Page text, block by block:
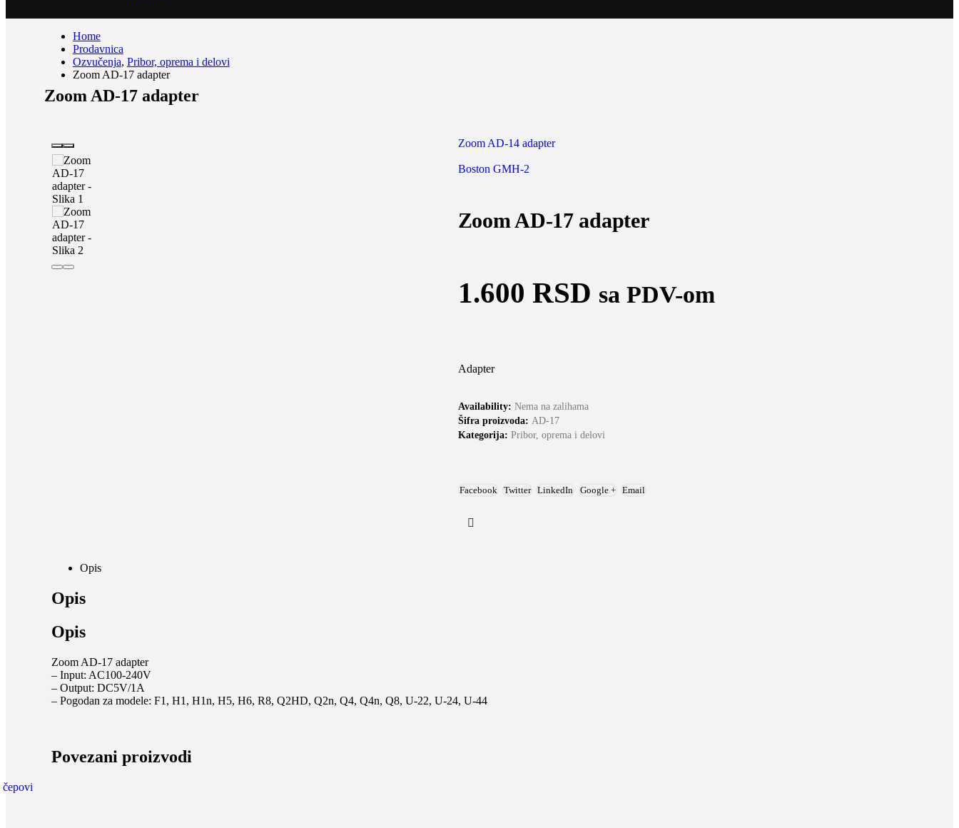
Home
Prodavnica
Ozvučenja, Pribor, oprema i delovi
Zoom AD-17 adapter
Zoom AD-17 adapter
Zoom AD-14 adapter
Boston GMH-2
Zoom AD-17 adapter
1.600 RSD sa PDV-om
Adapter
Availability: Nema na zalihama
Šifra proizvoda: AD-17
Kategorija: Pribor, oprema i delovi
Facebook Twitter LinkedIn Google + Email
Opis
Opis
Opis
Zoom AD-17 adapter
– Input: AC100-240V
– Output: DC5V/1A
– Pogodan za modele: F1, H1, H1n, H5, H6, R8, Q2HD, Q2n, Q4, Q4n, Q8, U-22, U-24, U-44
Povezani proizvodi